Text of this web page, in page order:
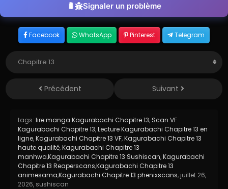
Signaler un problème
Facebook WhatsApp Pinterest Telegram
Précédent Suivant
tags: lire manga Kagurabachi Chapitre 13, Scan VF
Kagurabachi Chapitre 13,Lecture Kagurabachi Chapitre 13 en
ligne,Kagurabachi Chapitre 13 VF,Kagurabachi Chapitre 13
haute qualité,Kagurabachi Chapitre 13
manhwa,Kagurabachi Chapitre 13 Sushiscan,Kagurabachi
Chapitre 13 Reaperscans,Kagurabachi Chapitre 13
animesama,Kagurabachi Chapitre 13 phenixscans, juillet 26,
2026, sushiscan